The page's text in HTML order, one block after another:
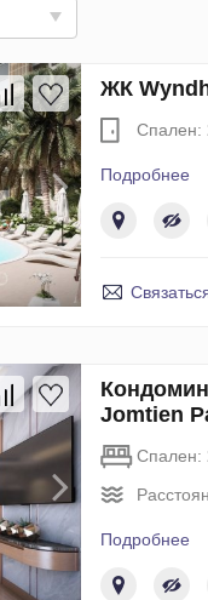
ЖК
Спален:
Подробнее
Jomtien
Спален:
Подробнее